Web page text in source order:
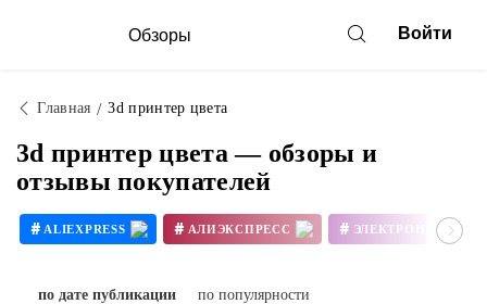
Обзоры Войти
Главная 3d принтер цвета
3d принтер цвета — обзоры и
отзывы покупателей
# ALIEXPRESS # АЛИЭКСПРЕСС # ЭЛЕКТРОНИКА
по дате публикации по популярности